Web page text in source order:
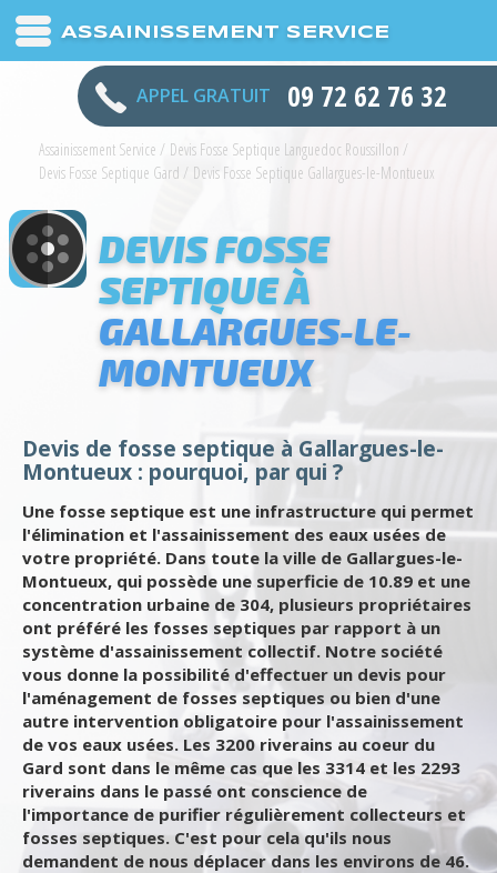
ASSAINISSEMENT SERVICE
APPEL GRATUIT 09 72 62 76 32
Assainissement Service / Devis Fosse Septique Languedoc Roussillon /
Devis Fosse Septique Gard / Devis Fosse Septique Gallargues-le-Montueux
DEVIS FOSSE
SEPTIQUE À
GALLARGUES-LE-
MONTUEUX
Devis de fosse septique à Gallargues-le-
Montueux : pourquoi, par qui ?
Une fosse septique est une infrastructure qui permet
l'élimination et l'assainissement des eaux usées de
votre propriété. Dans toute la ville de Gallargues-le-
Montueux, qui possède une superficie de 10.89 et une
concentration urbaine de 304, plusieurs propriétaires
ont préféré les fosses septiques par rapport à un
système d'assainissement collectif. Notre société
vous donne la possibilité d'effectuer un devis pour
l'aménagement de fosses septiques ou bien d'une
autre intervention obligatoire pour l'assainissement
de vos eaux usées. Les 3200 riverains au coeur du
Gard sont dans le même cas que les 3314 et les 2293
riverains dans le passé ont conscience de
l'importance de purifier régulièrement collecteurs et
fosses septiques. C'est pour cela qu'ils nous
demandent de nous déplacer dans les environs de 46.